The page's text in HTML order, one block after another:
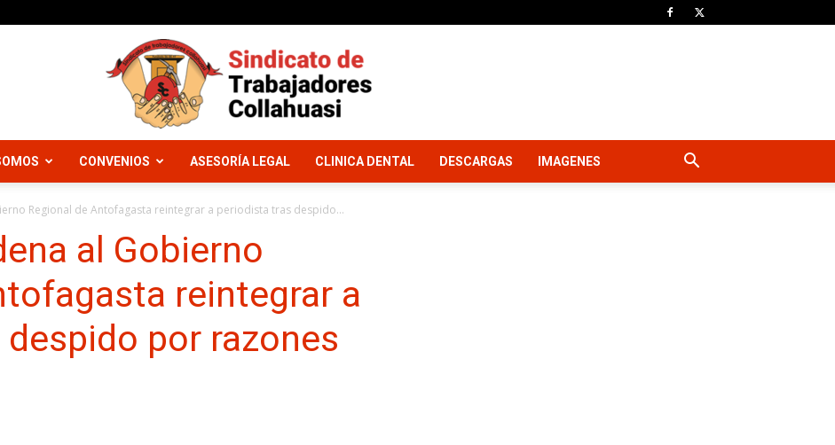
Sindicato
Trabajadores
CONVENIOS ASESORÍA LEGAL CLINICA DENTAL DESCARGAS IMAGENES
Regional de Antofagasta reintegrar a periodista tras despido...
al Gobierno
reintegrar a
por razones